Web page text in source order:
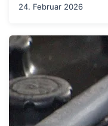
24. Februar 2026